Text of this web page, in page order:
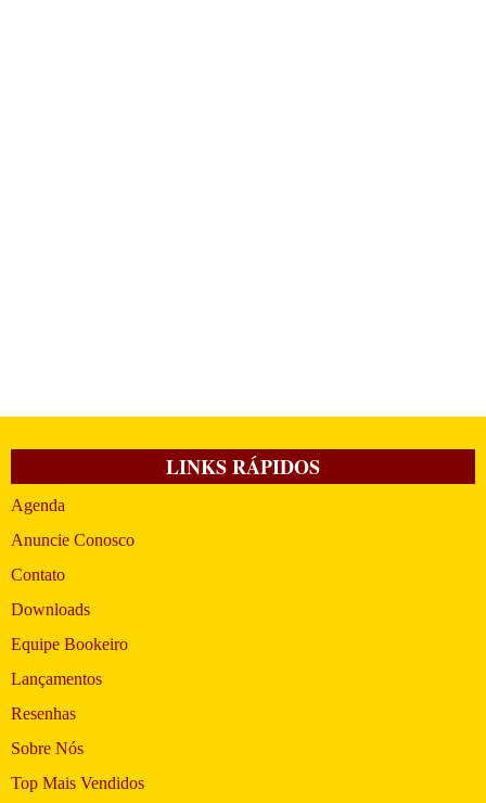
LINKS RÁPIDOS
Agenda
Anuncie Conosco
Contato
Downloads
Equipe Bookeiro
Lançamentos
Resenhas
Sobre Nós
Top Mais Vendidos